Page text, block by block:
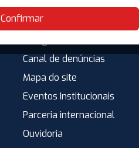
Confirmar
Espaço para Egressos
Vagas de Emprego e
Canal de denúncias
Mapa do site
Eventos Institucionais
Parceria internacional
Ouvidoria